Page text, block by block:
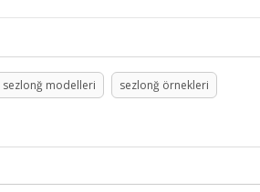
sezlonğ modelleri sezlonğ örnekleri